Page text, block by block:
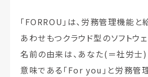
「FORROU」は、労務管理機能
あわせもつクラウド型のソフトウェ
名前の由来は、あなた(＝社労士)
意味である「For you」と労務管